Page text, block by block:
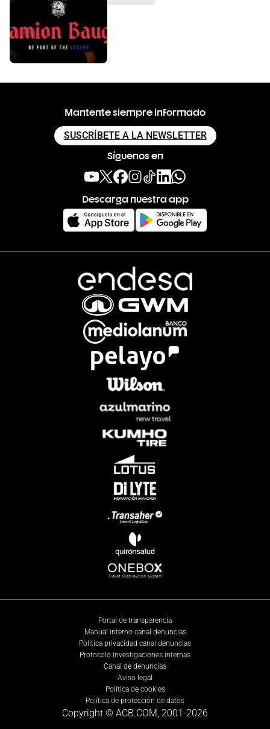
Mantente siempre informado
SUSCRÍBETE A LA NEWSLETTER
Síguenos en
Descarga nuestra app
Portal de transparencia
Manual interno canal denuncias
Política privacidad canal denuncias
Protocolo investigaciones internas
Canal de denuncias
Aviso legal
Política de cookies
Política de protección de datos
Copyright © ACB.COM, 2001-2026